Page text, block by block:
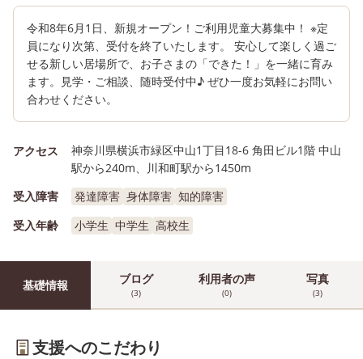
令和8年6月1日、新規オープン！ご利用児童大募集中！ ※定
員になり次第、受付を終了いたします。 安心して楽しく過ご
せる新しい居場所で、お子さまの「できた！」を一緒に育み
ます。見学・ご相談、随時受付中♪ ぜひ一度お気軽にお問い
合わせください。
アクセス
神奈川県横浜市緑区中山1丁目18-6 角田ビル1階 中山
駅から240m、川和町駅から1450m
受入障害
発達障害 身体障害 知的障害
受入年齢
小学生 中学生 高校生
基礎情報 ブログ
(3)
利用者の声
(0)
写真
(3)
支援へのこだわり